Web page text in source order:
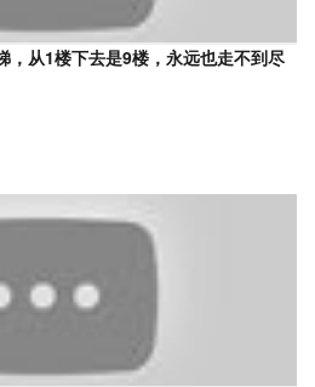
，从1楼下去是9楼，永远也走不到尽